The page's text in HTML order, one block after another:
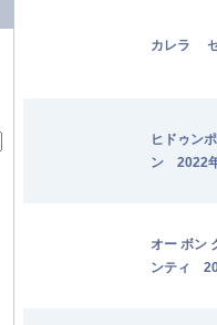
カレラ
ヒドゥン
ン 2022
オー ボン
ンティ